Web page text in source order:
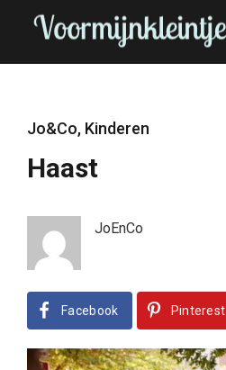
Jo&Co, Kinderen
Haast
JoEnCo
Facebook Pinterest